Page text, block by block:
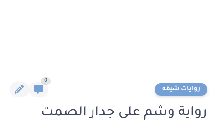
روايات شيقه
0
رواية وشم على جدار الصمت